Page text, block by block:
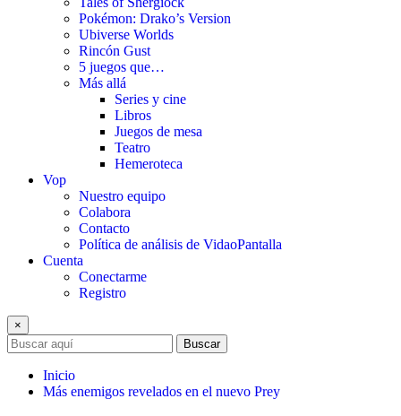
Pokémon: Drako’s Version
Ubiverse Worlds
Rincón Gust
5 juegos que…
Más allá
Series y cine
Libros
Juegos de mesa
Teatro
Hemeroteca
Vop
Nuestro equipo
Colabora
Contacto
Política de análisis de VidaoPantalla
Cuenta
Conectarme
Registro
×
Buscar
Inicio
Más enemigos revelados en el nuevo Prey